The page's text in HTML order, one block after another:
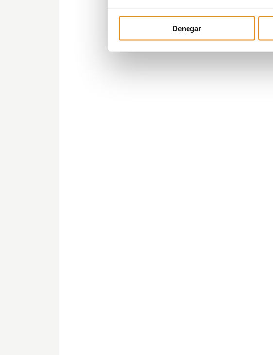
Denegar